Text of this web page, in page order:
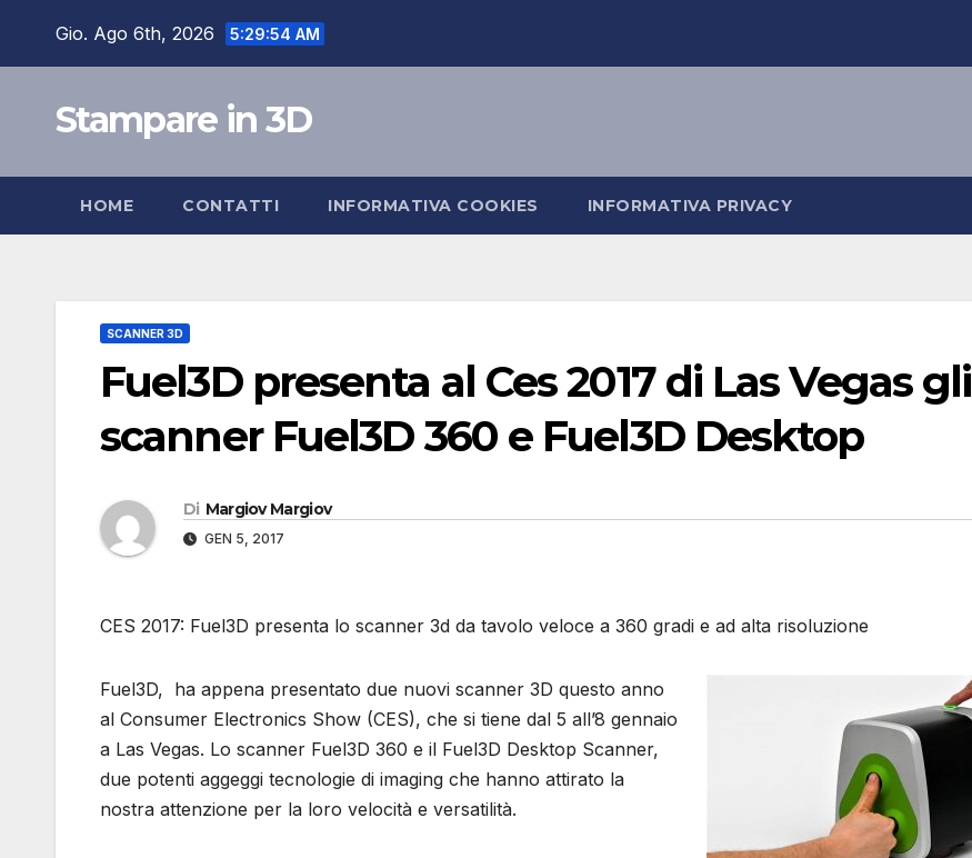
Gio. Ago 6th, 2026 5:29:55 AM
Stampare in 3D
HOME CONTATTI INFORMATIVA COOKIES INFORMATIVA PRIVACY
SCANNER 3D
Fuel3D presenta al Ces 2017 di Las Vegas gli
scanner Fuel3D 360 e Fuel3D Desktop
Di Margiov Margiov
GEN 5, 2017
CES 2017: Fuel3D presenta lo scanner 3d da tavolo veloce a 360 gradi e ad alta risoluzione
Fuel3D, ha appena presentato due nuovi scanner 3D questo anno
al Consumer Electronics Show (CES), che si tiene dal 5 all’8 gennaio
a Las Vegas. Lo scanner Fuel3D 360 e il Fuel3D Desktop Scanner,
due potenti aggeggi tecnologie di imaging che hanno attirato la
nostra attenzione per la loro velocità e versatilità.